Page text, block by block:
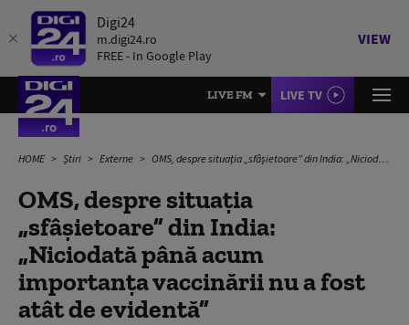
Digi24
m.digi24.ro
FREE - In Google Play
VIEW
LIVE FM LIVE TV
HOME Știri Externe OMS, despre situația „sfâşietoare” din India: „Niciodată până acum importanţa vaccinării nu a fost atât de evidentă”
OMS, despre situația
„sfâşietoare” din India:
„Niciodată până acum
importanţa vaccinării nu a fost
atât de evidentă”